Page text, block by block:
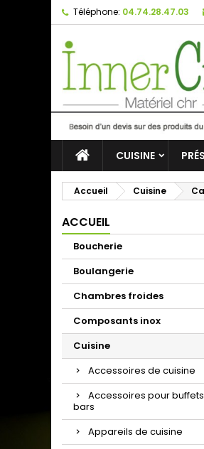
Téléphone: 04.74.28.47.03
CUISINE
Accueil Cuisine
ACCUEIL
Boucherie
Boulangerie
Chambres froides
Composants inox
Cuisine
Accessoires de cuisine
Accessoires pour
bars
Appareils de cuisine